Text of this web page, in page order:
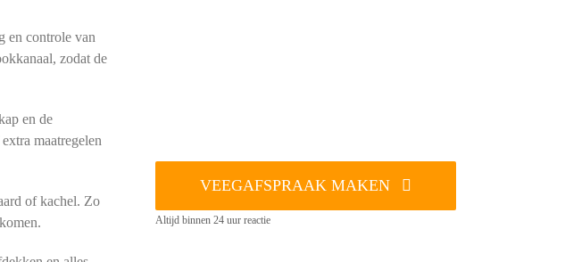
en controle van
zodat de
en de
maatregelen
of kachel. Zo
VEEGAFSPRAAK MAKEN
Altijd binnen 24 uur reactie